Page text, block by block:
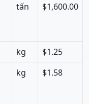
tấn $1,600.00
kg
$1.25
kg $1.58